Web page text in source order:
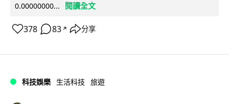
0.00000000...
閱讀全文
378 83 ↗ 分享
科技娛樂 生活科技 旅遊